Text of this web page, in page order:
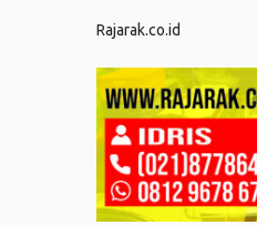
Rajarak.co.id